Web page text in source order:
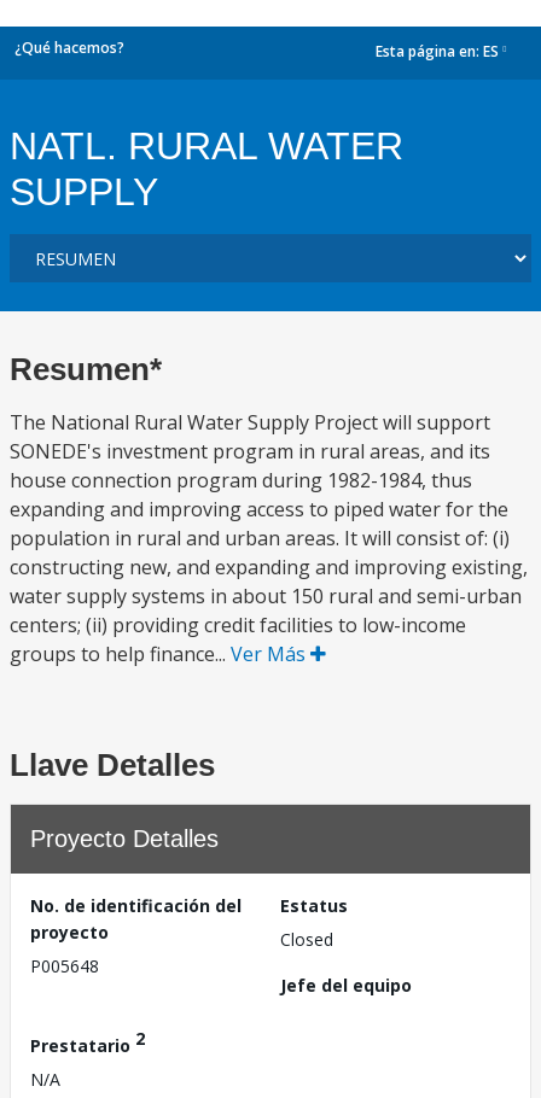
¿Qué hacemos? Esta página en: ES
NATL. RURAL WATER
SUPPLY
Resumen*
The National Rural Water Supply Project will support
SONEDE's investment program in rural areas, and its
house connection program during 1982-1984, thus
expanding and improving access to piped water for the
population in rural and urban areas. It will consist of: (i)
constructing new, and expanding and improving existing,
water supply systems in about 150 rural and semi-urban
centers; (ii) providing credit facilities to low-income
groups to help finance... Ver Más
Llave Detalles
Proyecto Detalles
No. de identificación del
proyecto
P005648
Estatus
Closed
Jefe del equipo
Prestatario 2
N/A